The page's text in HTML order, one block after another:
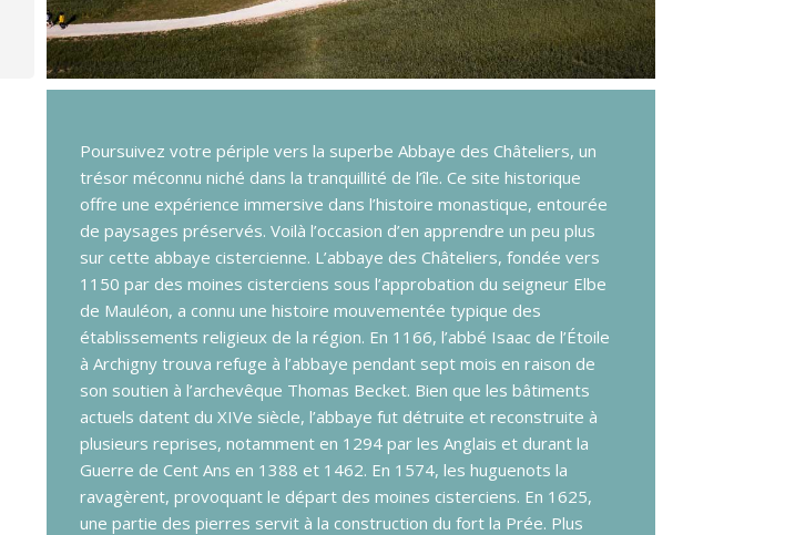
Poursuivez votre périple vers la superbe Abbaye des Châteliers, un
trésor méconnu niché dans la tranquillité de l’île. Ce site historique
offre une expérience immersive dans l’histoire monastique, entourée
de paysages préservés. Voilà l’occasion d’en apprendre un peu plus
sur cette abbaye cistercienne. L’abbaye des Châteliers, fondée vers
1150 par des moines cisterciens sous l’approbation du seigneur Elbe
de Mauléon, a connu une histoire mouvementée typique des
établissements religieux de la région. En 1166, l’abbé Isaac de l’Étoile
à Archigny trouva refuge à l’abbaye pendant sept mois en raison de
son soutien à l’archevêque Thomas Becket. Bien que les bâtiments
actuels datent du XIVe siècle, l’abbaye fut détruite et reconstruite à
plusieurs reprises, notamment en 1294 par les Anglais et durant la
Guerre de Cent Ans en 1388 et 1462. En 1574, les huguenots la
ravagèrent, provoquant le départ des moines cisterciens. En 1625,
une partie des pierres servit à la construction du fort la Prée. Plus